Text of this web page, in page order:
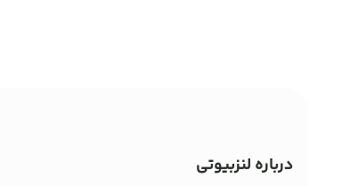
درباره لنزبیوتی